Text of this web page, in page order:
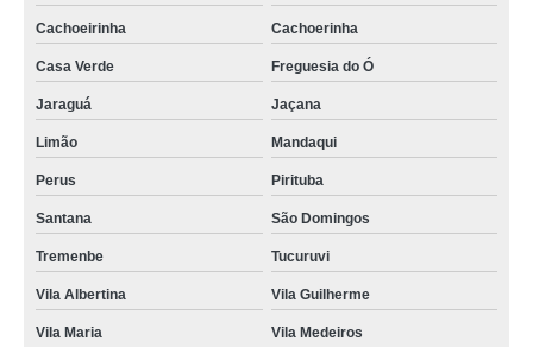
Cachoeirinha Cachoerinha
Casa Verde Freguesia do Ó
Jaraguá Jaçana
Limão Mandaqui
Perus Pirituba
Santana São Domingos
Tremenbe Tucuruvi
Vila Albertina Vila Guilherme
Vila Maria
Vila Medeiros